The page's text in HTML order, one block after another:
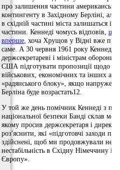
про залишення частини
контингенту в Західному Берліні,
в східній частині міста залишаться і
частини. Кеннеді чомусь відповів, що
вперше , хоча Хрущов у Відні вже
саме. А 30 червня 1961 року Кеннеді
держсекретареві і міністрам оборони і
США підготувати пропозиції щодо
військових, економічних та інших
«радянського блоку», якщо
Берліна буде возрастать12.
У той же день помічник Кеннеді з
національної безпеки Банді склав
якому просив держсекретаря і
роз'яснити, які «підготовчі заходи
здійснені, щоб ми продовжували
нестабільність в Східну Німеччину і
Європу».